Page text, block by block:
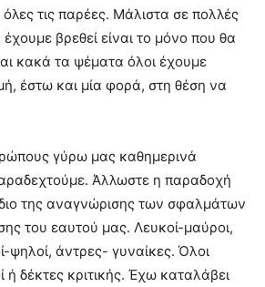
τις παρέες. Μάλιστα σε πολλές
βρεθεί είναι το μόνο που θα
κακά τα ψέματα όλοι έχουμε
έστω και μία φορά, στη θέση να
γύρω μας καθημερινά
Άλλωστε η παραδοχή
της αναγνώρισης των σφαλμάτων
του εαυτού μας. Λευκοί-μαύροι,
ψηλοί, άντρες- γυναίκες. Όλοι
ή δέκτες κριτικής. Έχω καταλάβει